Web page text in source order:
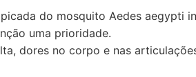
do mosquito Aedes aegypti
uma prioridade.
dores no corpo e nas